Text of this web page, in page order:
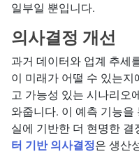
일부일 뿐입니다.
의사결정 개선
과거 데이터와 업계 추세
이 미래가 어떨 수 있는
고 가능성 있는 시나리오
와줍니다. 이 예측 기능
실에 기반한 더 현명한 결
터 기반 의사결정은 생산